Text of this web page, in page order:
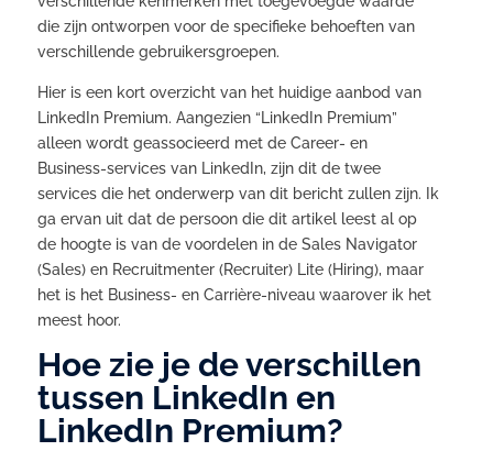
die zijn ontworpen voor de specifieke behoeften van
verschillende gebruikersgroepen.
Hier is een kort overzicht van het huidige aanbod van
LinkedIn Premium. Aangezien “LinkedIn Premium”
alleen wordt geassocieerd met de Career- en
Business-services van LinkedIn, zijn dit de twee
services die het onderwerp van dit bericht zullen zijn. Ik
ga ervan uit dat de persoon die dit artikel leest al op
de hoogte is van de voordelen in de Sales Navigator
(Sales) en Recruitmenter (Recruiter) Lite (Hiring), maar
het is het Business- en Carrière-niveau waarover ik het
meest hoor.
Hoe zie je de verschillen
tussen LinkedIn en
LinkedIn Premium?